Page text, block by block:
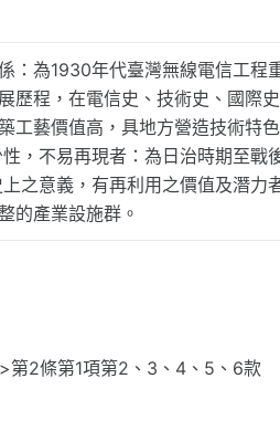
：為1930年代臺灣無線電信工程
歷程，在電信史、技術史、國際
工藝價值高，具地方營造技術特
，不易再現者：為日治時期至戰
之意義，有再利用之價值及潛力
的產業設施群。
第2條第1項第2、3、4、5、6款